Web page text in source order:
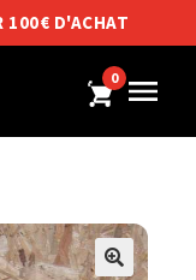
100€ D'ACHAT
0